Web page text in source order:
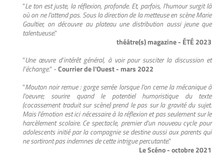
"Le ton est juste, la réflexion, profonde. Et, parfois, l'humour surgit là
où on ne l'attend pas. Sous la direction de la metteuse en scène Marie
Gaultier, on découvre au plateau une distribution aussi jeune que
talentueuse."
théâtre(s) magazine - ÉTÉ 2023
"Une œuvre d’intérêt général, à voir pour susciter la discussion et
l’échange." -Courrier de l'Ouest - mars 2022
"Mouton noir remue : gorge serrée lorsque l'on cerne la mécanique à
l'oeuvre; sourire quand le potentiel humoristique du texte
(cocassement traduit sur scène) prend le pas sur la gravité du sujet.
Mais l'émotion est ici nécessaire à la réflexion et pas seulement sur le
harcèlement scolaire. Ce spectacle, premier d'un nouveau cycle pour
adolescents initié par la compagnie se destine aussi aux parents qui
ne sortiront pas indemnes de cette intrigue percutante."
Le Scéno - octobre 2021